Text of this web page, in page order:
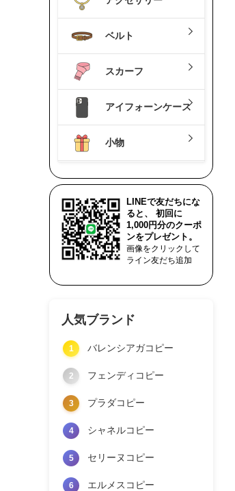
ベルト
スカーフ
アイフォーンケース
小物
LINEで友だちにな
ると、 初回に
1,000円分のクーポ
ンをプレゼント。
画像をクリックして
ライン友だち追加
人気ブランド
1 バレンシアガコピー
2 フェンディコピー
3 プラダコピー
4 シャネルコピー
5 セリーヌコピー
6 エルメスコピー